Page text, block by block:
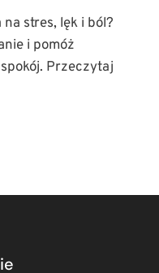
stres, lęk i ból?
i pomóż
Przeczytaj